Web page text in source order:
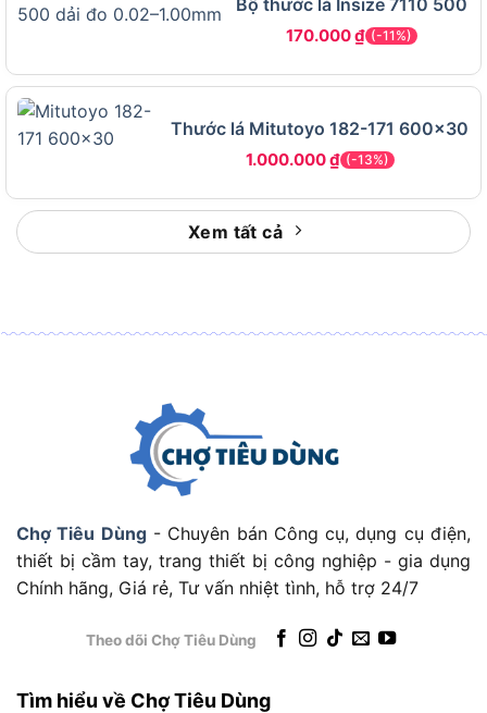
Ngoài ra, để duy trì hiệu quả của bộ thước đo khe
Tránh uốn cong lá thước để giữ nguyên độ
chính xác.
Lau sạch sau khi dùng để loại bỏ bụi bẩn và
Bảo quản trong hộp đựng, tránh nơi ẩm ướt
hoặc nhiệt độ cao.
Ai nên chọn bộ thước đo khe hở
Licota ATA-0074D?
170.000₫ (-11%)
Thước lá Mitutoyo 182-171 600×30
1.000.000₫ (-13%)
Xem tất cả
Chợ Tiêu Dùng- Chuyên bán Công cụ, dụng cụ điện,
thiết bị cầm tay, trang thiết bị công nghiệp - gia dụng
Chính hãng, Giá rẻ, Tư vấn nhiệt tình, hỗ trợ 24/7
Theo dõi Chợ Tiêu Dùng
Tìm hiểu về Chợ Tiêu Dùng